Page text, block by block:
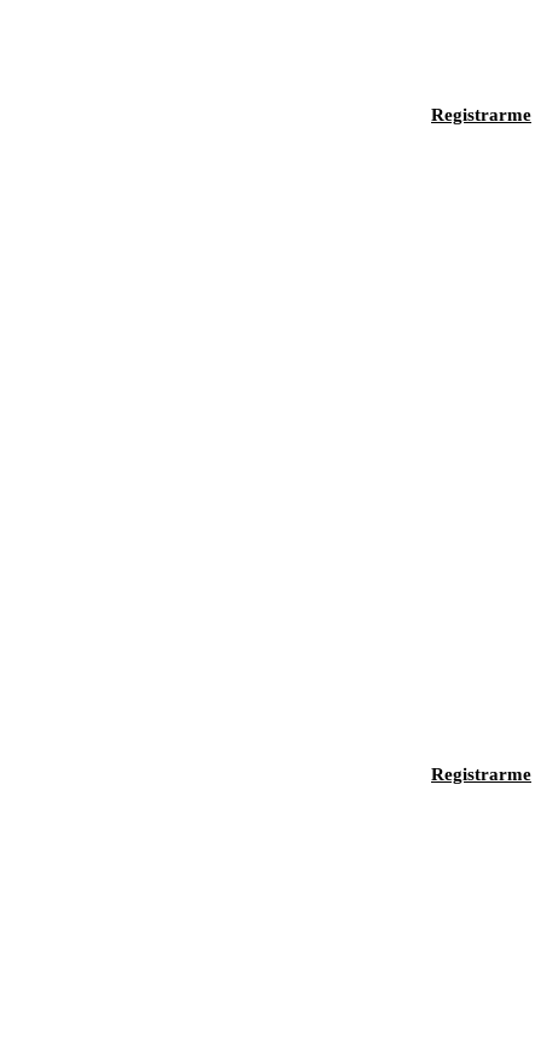
Registrarme
Registrarme